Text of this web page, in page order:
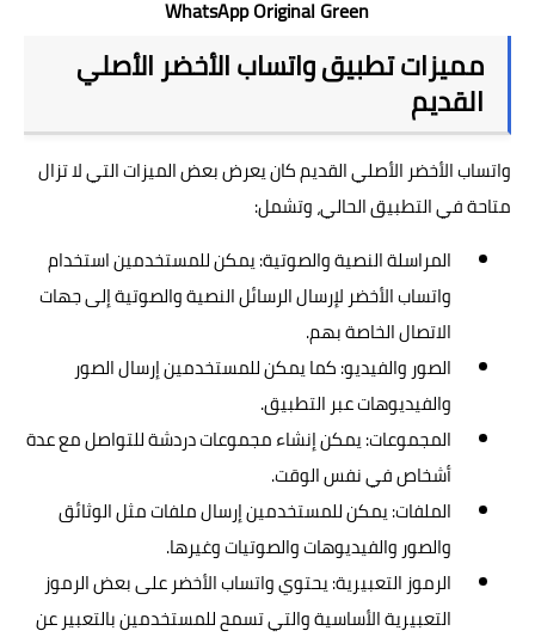
مميزات تطبيق واتساب الأخضر الأصلي
القديم
واتساب الأخضر الأصلي القديم كان يعرض بعض الميزات التي لا تزال
متاحة في التطبيق الحالي، وتشمل:
المراسلة النصية والصوتية: يمكن للمستخدمين استخدام
واتساب الأخضر لإرسال الرسائل النصية والصوتية إلى جهات
الاتصال الخاصة بهم.
الصور والفيديو: كما يمكن للمستخدمين إرسال الصور
والفيديوهات عبر التطبيق.
المجموعات: يمكن إنشاء مجموعات دردشة للتواصل مع عدة
أشخاص في نفس الوقت.
الملفات: يمكن للمستخدمين إرسال ملفات مثل الوثائق
والصور والفيديوهات والصوتيات وغيرها.
الرموز التعبيرية: يحتوي واتساب الأخضر على بعض الرموز
التعبيرية الأساسية والتي تسمح للمستخدمين بالتعبير عن